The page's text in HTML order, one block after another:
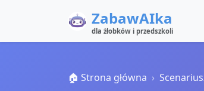
ZabawAIka
dla żłobków i przedszkoli
🏠 Strona główna